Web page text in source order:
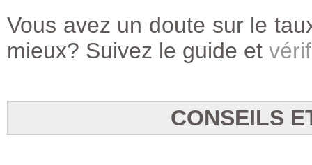
Vous avez un doute sur le
mieux? Suivez le guide et
CONSEILS